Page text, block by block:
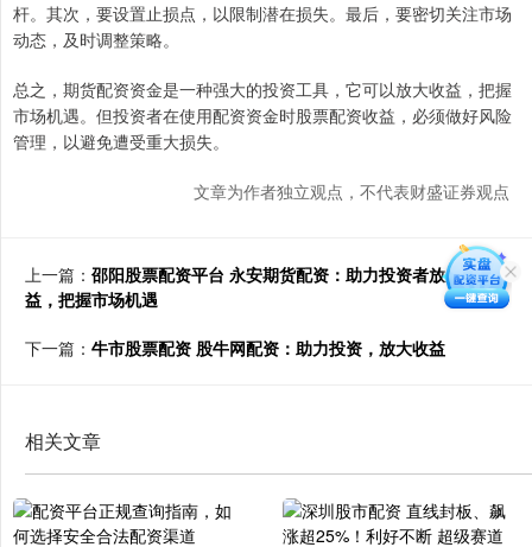
杆。其次，要设置止损点，以限制潜在损失。最后，要密切关注市场
动态，及时调整策略。
总之，期货配资资金是一种强大的投资工具，它可以放大收益，把握
市场机遇。但投资者在使用配资资金时股票配资收益，必须做好风险
管理，以避免遭受重大损失。
文章为作者独立观点，不代表财盛证券观点
上一篇： 邵阳股票配资平台 永安期货配资：助力投资者放大收
益，把握市场机遇
下一篇： 牛市股票配资 股牛网配资：助力投资，放大收益
相关文章